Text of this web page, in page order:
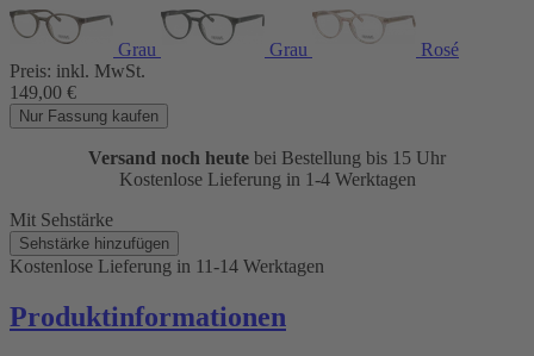
Grau Grau
Rosé
Preis: inkl. MwSt.
149,00 €
Nur Fassung kaufen
Versand noch heute bei Bestellung bis 15 Uhr
Kostenlose Lieferung in 1-4 Werktagen
Mit Sehstärke
Sehstärke hinzufügen
Kostenlose Lieferung in 11-14 Werktagen
Produktinformationen